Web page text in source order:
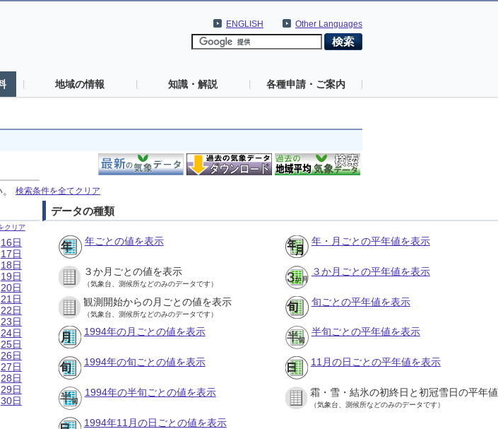
Other Languages
ENGLISH
地域の情報 知識・解説 各種申請・ご案内
検索条件を全てクリア
クリア
16日
17日
18日
19日
20日
21日
22日
23日
24日
25日
26日
27日
28日
29日
30日
データの種類
年ごとの値を表示 年・月ごとの平年値を表示
３か月ごとの値を表示
（気象台、測候所などのみのデータです）
３か月ごとの平年値を表示
観測開始からの月ごとの値を表示
（気象台、測候所などのみのデータです）
旬ごとの平年値を表示
1994年の月ごとの値を表示 半旬ごとの平年値を表示
1994年の旬ごとの値を表示 11月の日ごとの平年値を表示
1994年の半旬ごとの値を表示 霜・雪・結氷の初終日と初冠雪日の平年
（気象台、測候所などのみのデータです）
1994年11月の日ごとの値を表示